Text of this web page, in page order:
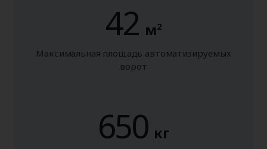
42 м2
Максимальная площадь автоматизируемых
ворот
650 кг